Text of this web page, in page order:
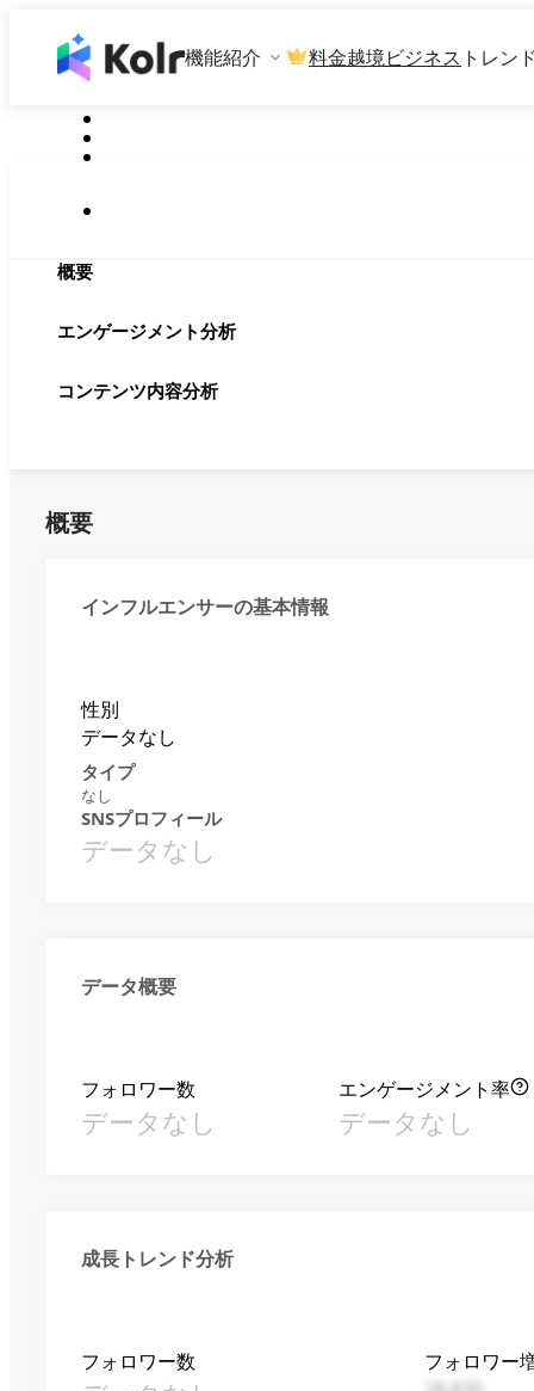
機能紹介 料金越境ビジネス トレン
概要
エンゲージメント分析
コンテンツ内容分析
概要
インフルエンサーの基本情報
性別
データなし
タイプ
なし
SNSプロフィール
データなし
データ概要
フォロワー数
データなし
エンゲージメント率
データなし
成長トレンド分析
フォロワー数
フォロワー